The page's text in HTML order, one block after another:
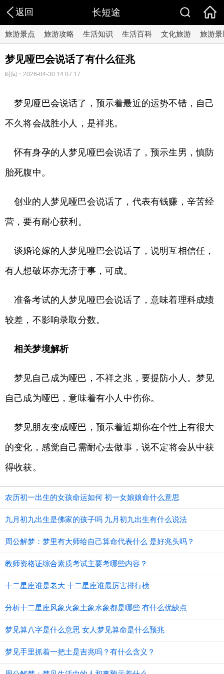
返回 长短途
旅游景点 旅游攻略 生活知识 生活百科 文化旅游 旅游景
梦见哑巴会说话了有什么征兆
时间：2026-04-30 14:07:17
梦见哑巴会说话了，预示着最近的运势不错，自己
不久将会战胜小人，是祥兆。
怀有身孕的人梦见哑巴会说话了，预示生男，慎防
胎死腹中。
创业的人梦见哑巴会说话了，代表有钱赚，辛苦经
营，要有耐心获利。
谈婚论嫁的人梦见哑巴会说话了，说明互相信任，
有人想破坏亦无济于事，可成。
准备考试的人梦见哑巴会说话了，意味着理科成绩
较差，不影响录取分数。
相关梦境解析
梦见自己成为哑巴，不祥之兆，要提防小人。梦见
自己成为哑巴，意味着有小人中伤你。
梦见朋友变成哑巴，预示着近期你在个性上有很大
的变化，感觉自己需耐心去做事，说不定将会从中获
得收获。
农历初一出生的女孩命运如何 初一女娘娘命什么意思
九月初九出生是佛家的孩子吗 九月初九出生有什么说法
周公解梦：梦里有大师给自己算命代表什么 是好兆头吗？
教师资格证综合素质考试主要考哪些内容？
十二星座谁是老大 十二星座谁最厉害排行榜
分析十二星座风象火象土象水象都是哪些 有什么优缺点
梦见算八字是什么意思 女人梦见算命是什么预兆
梦见手里抓着一把土是吉兆吗？有什么含义？